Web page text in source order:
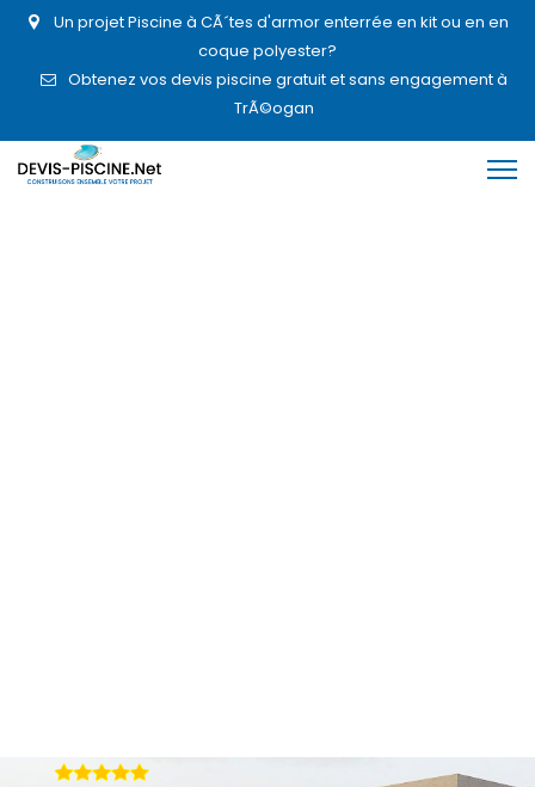
Un projet Piscine à CÃ´tes d'armor enterrée en kit ou en en
coque polyester?
Obtenez vos devis piscine gratuit et sans engagement à
TrÃ©ogan